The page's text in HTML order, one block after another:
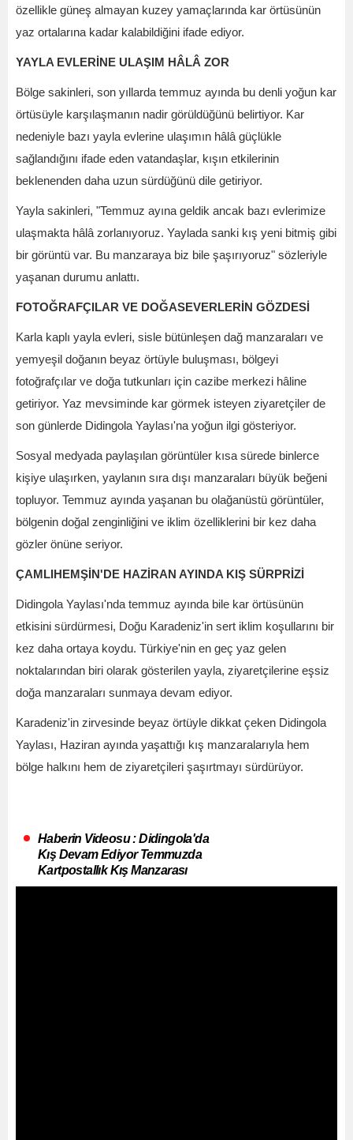
özellikle güneş almayan kuzey yamaçlarında kar örtüsünün
yaz ortalarına kadar kalabildiğini ifade ediyor.
YAYLA EVLERİNE ULAŞIM HÂLÂ ZOR
Bölge sakinleri, son yıllarda temmuz ayında bu denli yoğun kar
örtüsüyle karşılaşmanın nadir görüldüğünü belirtiyor. Kar
nedeniyle bazı yayla evlerine ulaşımın hâlâ güçlükle
sağlandığını ifade eden vatandaşlar, kışın etkilerinin
beklenenden daha uzun sürdüğünü dile getiriyor.
Yayla sakinleri, "Temmuz ayına geldik ancak bazı evlerimize
ulaşmakta hâlâ zorlanıyoruz. Yaylada sanki kış yeni bitmiş gibi
bir görüntü var. Bu manzaraya biz bile şaşırıyoruz" sözleriyle
yaşanan durumu anlattı.
FOTOĞRAFÇILAR VE DOĞASEVERLERİN GÖZDESİ
Karla kaplı yayla evleri, sisle bütünleşen dağ manzaraları ve
yemyeşil doğanın beyaz örtüyle buluşması, bölgeyi
fotoğrafçılar ve doğa tutkunları için cazibe merkezi hâline
getiriyor. Yaz mevsiminde kar görmek isteyen ziyaretçiler de
son günlerde Didingola Yaylası'na yoğun ilgi gösteriyor.
Sosyal medyada paylaşılan görüntüler kısa sürede binlerce
kişiye ulaşırken, yaylanın sıra dışı manzaraları büyük beğeni
topluyor. Temmuz ayında yaşanan bu olağanüstü görüntüler,
bölgenin doğal zenginliğini ve iklim özelliklerini bir kez daha
gözler önüne seriyor.
ÇAMLIHEMŞİN'DE HAZİRAN AYINDA KIŞ SÜRPRİZİ
Didingola Yaylası'nda temmuz ayında bile kar örtüsünün
etkisini sürdürmesi, Doğu Karadeniz'in sert iklim koşullarını bir
kez daha ortaya koydu. Türkiye'nin en geç yaz gelen
noktalarından biri olarak gösterilen yayla, ziyaretçilerine eşsiz
doğa manzaraları sunmaya devam ediyor.
Karadeniz'in zirvesinde beyaz örtüyle dikkat çeken Didingola
Yaylası, Haziran ayında yaşattığı kış manzaralarıyla hem
bölge halkını hem de ziyaretçileri şaşırtmayı sürdürüyor.
Haberin Videosu : Didingola'da
Kış Devam Ediyor Temmuzda
Kartpostallık Kış Manzarası